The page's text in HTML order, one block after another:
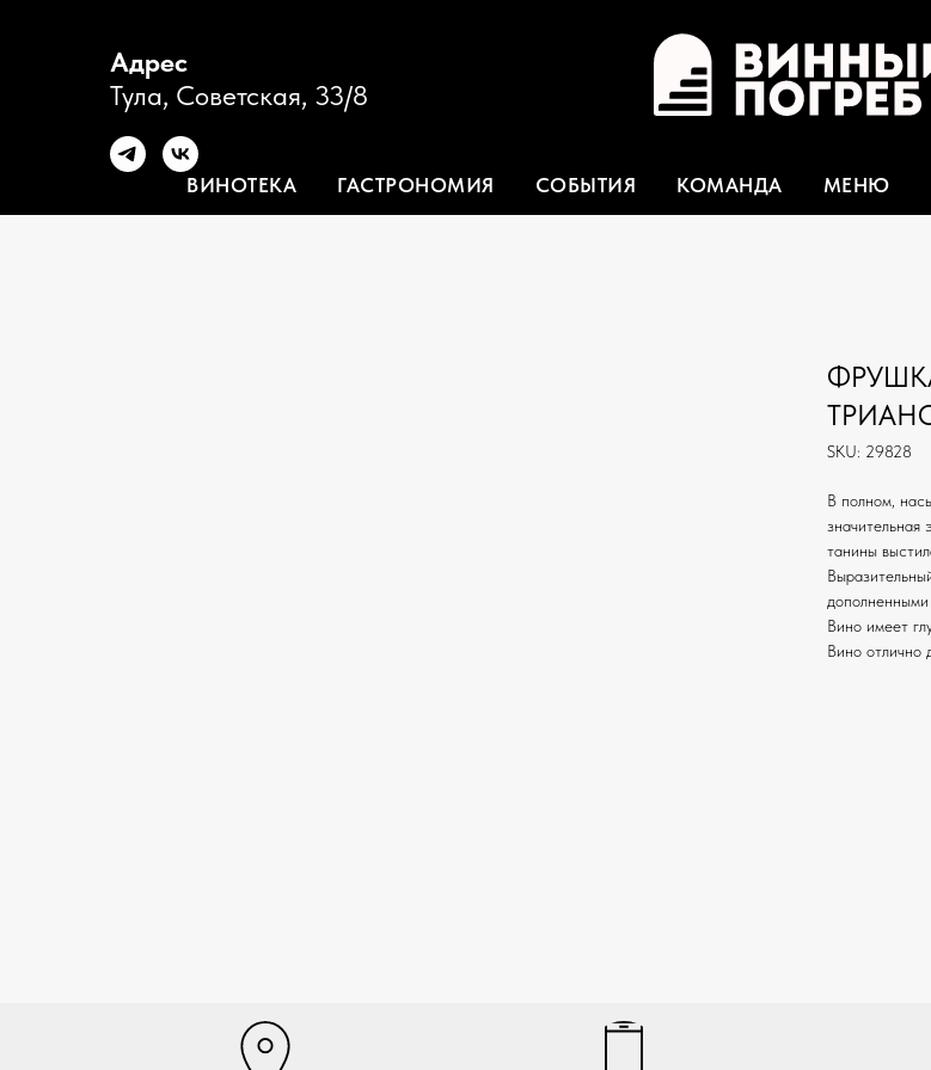
Адрес
Тула, Советская, 33/8
ВИНОТЕКА ГАСТРОНОМИЯ СОБЫТИЯ КОМАНДА МЕНЮ
SKU: 29828
В полном,
значительная
танины
Вино имеет
Вино отлично